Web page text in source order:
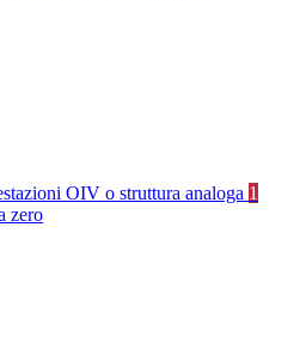
OIV o struttura analoga 1
zero